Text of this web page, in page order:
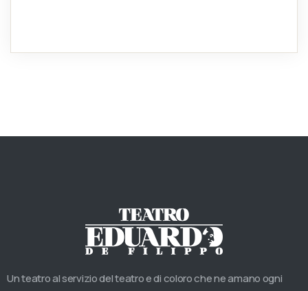
Un teatro al servizio del teatro e di coloro che ne amano ogni